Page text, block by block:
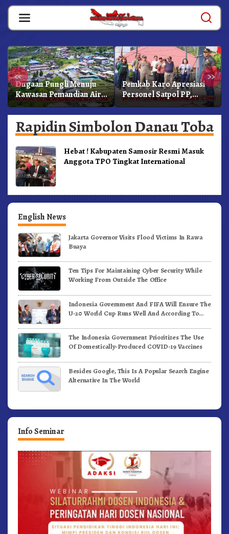
Skip
content
« »
Dugaan Pungli Menuju
Kawasan Pemandian Air
Panas Semangat Gunung
– Doulu Foto Dan
Videokan!
Pemkab Karo Apresiasi
Personel Satpol PP,
Linmas, Dan Pemadam
Kebakaran
Rapidin Simbolon Danau Toba
Hebat ! Kabupaten Samosir Resmi Masuk
Anggota TPO Tingkat International
English News
Jakarta Governor Visits Flood Victims In Rawa
Buaya
Ten Tips For Maintaining Cyber Security While
Working From Outside The Office
Indonesia Government And FIFA Will Ensure The
U-20 World Cup Runs Well And According To
The Indonesia Government Prioritizes The Use
Of Domestically-Produced COVID-19 Vaccines
Besides Google, This Is A Popular Search Engine
Alternative In The World
Info Seminar